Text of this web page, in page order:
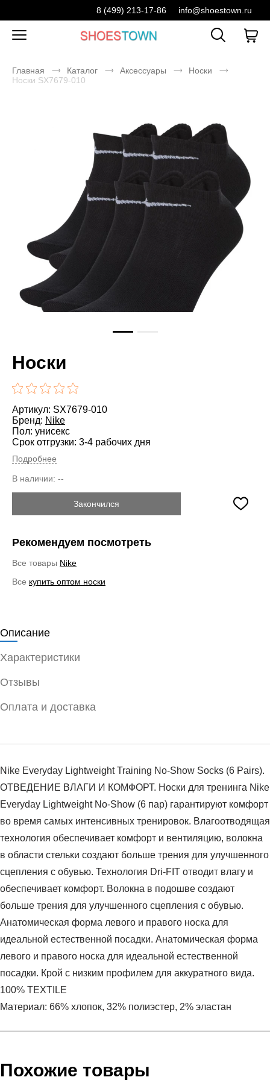
8 (499) 213-17-86 info@shoestown.ru
Главная Каталог Аксессуары
Носки
Носки SX7679-010
Носки
Артикул: SX7679-010
Бренд: Nike
Пол: унисекс
Срок отгрузки: 3-4 рабочих дня
Подробнее
В наличии: --
Закончился
Рекомендуем посмотреть
Все товары Nike
Все купить оптом носки
Описание
Характеристики
Отзывы
Оплата и доставка
Nike Everyday Lightweight Training No-Show Socks (6 Pairs).
ОТВЕДЕНИЕ ВЛАГИ И КОМФОРТ. Носки для тренинга Nike
Everyday Lightweight No-Show (6 пар) гарантируют комфорт
во время самых интенсивных тренировок. Влагоотводящая
технология обеспечивает комфорт и вентиляцию, волокна
в области стельки создают больше трения для улучшенного
сцепления с обувью. Технология Dri-FIT отводит влагу и
обеспечивает комфорт. Волокна в подошве создают
больше трения для улучшенного сцепления с обувью.
Анатомическая форма левого и правого носка для
идеальной естественной посадки. Анатомическая форма
левого и правого носка для идеальной естественной
посадки. Крой с низким профилем для аккуратного вида.
100% TEXTILE
Материал: 66% хлопок, 32% полиэстер, 2% эластан
Пол:унисекс
Инструкция по оплате есть в самом конце счета, который
Похожие товары